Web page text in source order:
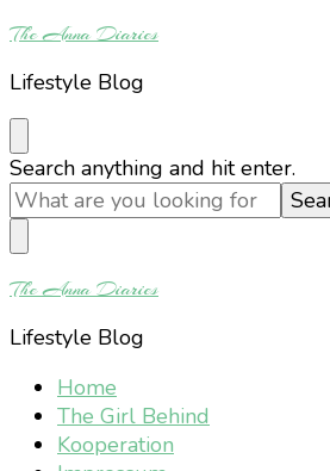
The Anna Diaries
Lifestyle Blog
Looking
for
Something?
Search anything and hit enter.
The Anna Diaries
Lifestyle Blog
Home
The Girl Behind
Kooperation